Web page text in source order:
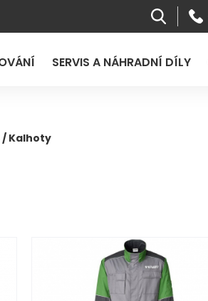
SERVIS A NÁHRADNÍ DÍLY
Kalhoty